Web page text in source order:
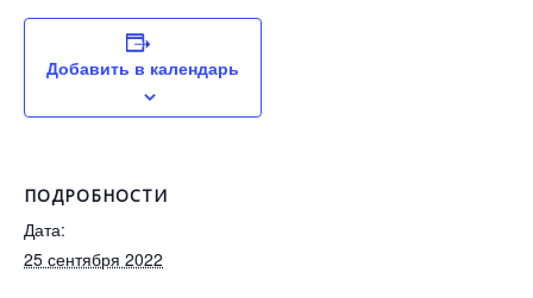
Добавить в календарь
ПОДРОБНОСТИ
Дата:
25 сентября 2022